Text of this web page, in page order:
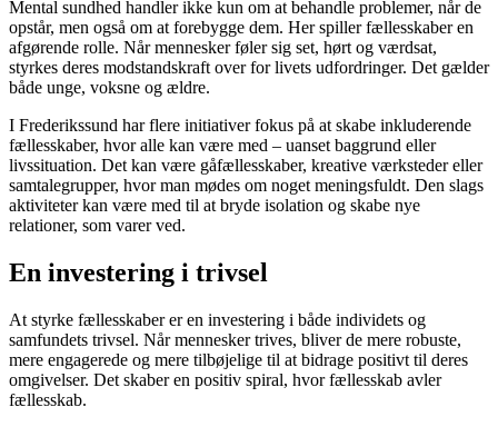
Mental sundhed handler ikke kun om at behandle problemer, når de
opstår, men også om at forebygge dem. Her spiller fællesskaber en
afgørende rolle. Når mennesker føler sig set, hørt og værdsat,
styrkes deres modstandskraft over for livets udfordringer. Det gælder
både unge, voksne og ældre.
I Frederikssund har flere initiativer fokus på at skabe inkluderende
fællesskaber, hvor alle kan være med – uanset baggrund eller
livssituation. Det kan være gåfællesskaber, kreative værksteder eller
samtalegrupper, hvor man mødes om noget meningsfuldt. Den slags
aktiviteter kan være med til at bryde isolation og skabe nye
relationer, som varer ved.
En investering i trivsel
At styrke fællesskaber er en investering i både individets og
samfundets trivsel. Når mennesker trives, bliver de mere robuste,
mere engagerede og mere tilbøjelige til at bidrage positivt til deres
omgivelser. Det skaber en positiv spiral, hvor fællesskab avler
fællesskab.